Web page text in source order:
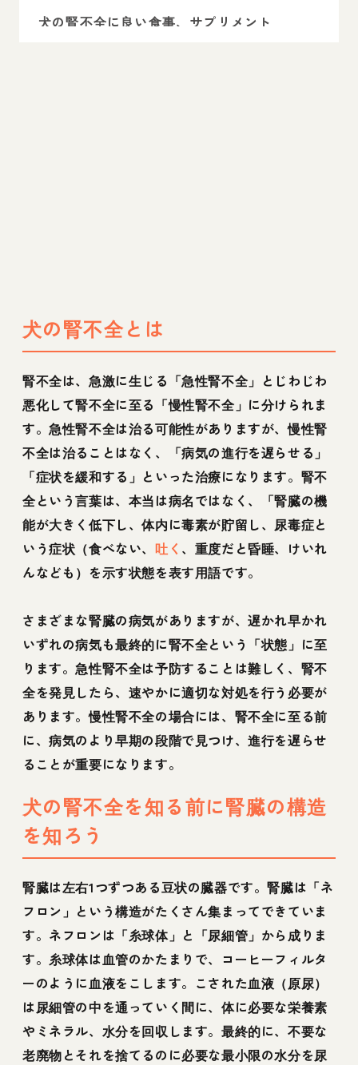
犬の腎不全に良い食事、サプリメント
犬の腎不全とは
腎不全は、急激に生じる「急性腎不全」とじわじわ
悪化して腎不全に至る「慢性腎不全」に分けられま
す。急性腎不全は治る可能性がありますが、慢性腎
不全は治ることはなく、「病気の進行を遅らせる」
「症状を緩和する」といった治療になります。腎不
全という言葉は、本当は病名ではなく、「腎臓の機
能が大きく低下し、体内に毒素が貯留し、尿毒症と
いう症状（食べない、 吐く 、重度だと昏睡、けいれ
んなども）を示す状態を表す用語です。
さまざまな腎臓の病気がありますが、遅かれ早かれ
いずれの病気も最終的に腎不全という「状態」に至
ります。急性腎不全は予防することは難しく、腎不
全を発見したら、速やかに適切な対処を行う必要が
あります。慢性腎不全の場合には、腎不全に至る前
に、病気のより早期の段階で見つけ、進行を遅らせ
ることが重要になります。
犬の腎不全を知る前に腎臓の構造
を知ろう
腎臓は左右1つずつある豆状の臓器です。腎臓は「ネ
フロン」という構造がたくさん集まってできていま
す。ネフロンは「糸球体」と「尿細管」から成りま
す。糸球体は血管のかたまりで、コーヒーフィルタ
ーのように血液をこします。こされた血液（原尿）
は尿細管の中を通っていく間に、体に必要な栄養素
やミネラル、水分を回収します。最終的に、不要な
老廃物とそれを捨てるのに必要な最小限の水分を尿